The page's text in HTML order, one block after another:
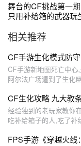
舞台的CF挑战第一
只用补给箱的武器玩
相关推荐
CF手游生化模式防
CF手游新地图死亡中
阿尔法广场遭到了生化
CF生化攻略 九大教
经验独到的老玩家教你
吃补给箱子的人,吃了补
FPS手游《穿越火